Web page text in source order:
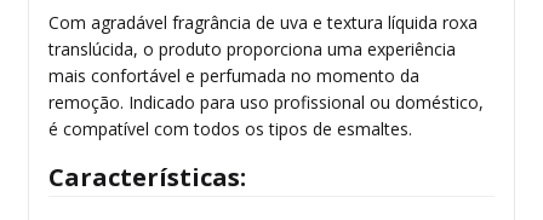
Com agradável fragrância de uva e textura líquida roxa
translúcida, o produto proporciona uma experiência
mais confortável e perfumada no momento da
remoção. Indicado para uso profissional ou doméstico,
é compatível com todos os tipos de esmaltes.
Características: